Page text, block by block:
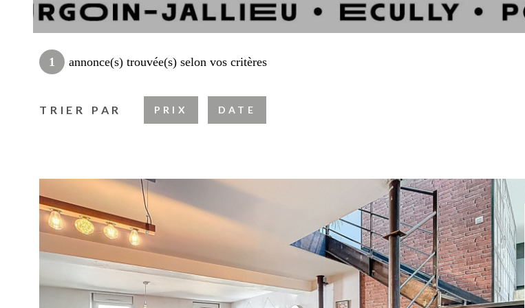
1 annonce(s) trouvée(s) selon vos critères
TRIER PAR PRIX DATE